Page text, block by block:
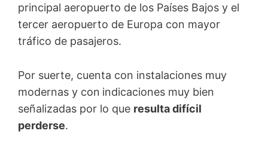
principal aeropuerto de los Países Bajos y el
tercer aeropuerto de Europa con mayor
tráfico de pasajeros.
Por suerte, cuenta con instalaciones muy
modernas y con indicaciones muy bien
señalizadas por lo que resulta difícil
perderse.